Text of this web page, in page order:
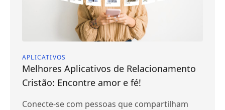
APLICATIVOS
Melhores Aplicativos de Relacionamento
Cristão: Encontre amor e fé!
Conecte-se com pessoas que compartilham